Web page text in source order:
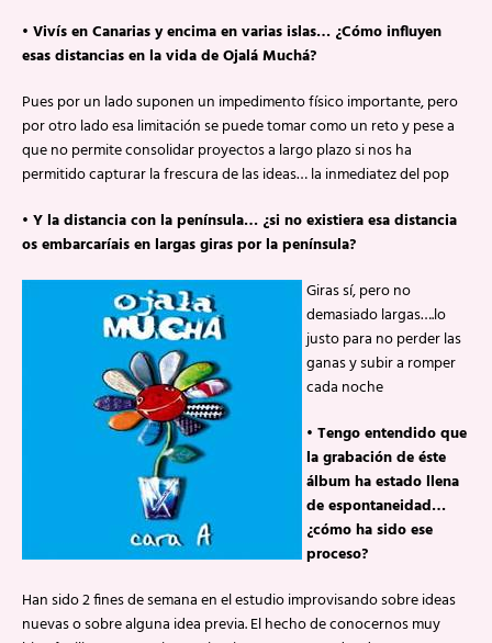
• Vivís en Canarias y encima en varias islas… ¿Cómo influyen
esas distancias en la vida de Ojalá Muchá?
Pues por un lado suponen un impedimento físico importante, pero
por otro lado esa limitación se puede tomar como un reto y pese a
que no permite consolidar proyectos a largo plazo si nos ha
permitido capturar la frescura de las ideas… la inmediatez del pop
• Y la distancia con la península… ¿si no existiera esa distancia
os embarcaríais en largas giras por la península?
Giras sí, pero no
demasiado largas….lo
justo para no perder las
ganas y subir a romper
cada noche
• Tengo entendido que
la grabación de éste
álbum ha estado llena
de espontaneidad…
¿cómo ha sido ese
proceso?
Han sido 2 fines de semana en el estudio improvisando sobre ideas
nuevas o sobre alguna idea previa. El hecho de conocernos muy